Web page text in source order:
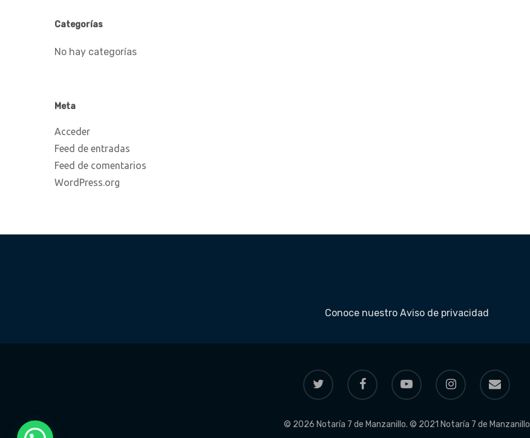
Categorías
No hay categorías
Meta
Acceder
Feed de entradas
Feed de comentarios
WordPress.org
Conoce nuestro Aviso de privacidad
© 2026 Notaría 7 de Manzanillo. © 2021 Notaría 7 de Manzanillo